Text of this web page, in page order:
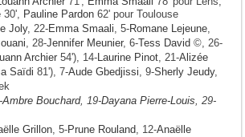
30', Pauline Pardon 62' pour Toulouse
Joly, 22-Emma Smaali, 5-Romane Lejeune,
, 28-Jennifer Meunier, 6-Tess David ©, 26-
Archier 54'), 14-Laurine Pinot, 21-Alizée
Saïdi 81'), 7-Aude Gbedjissi, 9-Sherly Jeudy,
Ambre Bouchard, 19-Dayana Pierre-Louis, 29-
Grillon, 5-Prune Rouland, 12-Anaëlle